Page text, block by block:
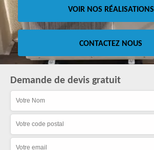
VOIR NOS RÉALISATIONS
CONTACTEZ NOUS
Demande de devis gratuit